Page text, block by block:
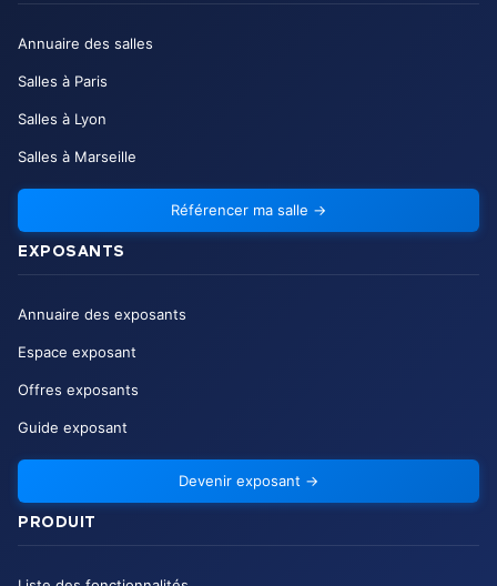
Annuaire des salles
Salles à Paris
Salles à Lyon
Salles à Marseille
Référencer ma salle →
EXPOSANTS
Annuaire des exposants
Espace exposant
Offres exposants
Guide exposant
Devenir exposant →
PRODUIT